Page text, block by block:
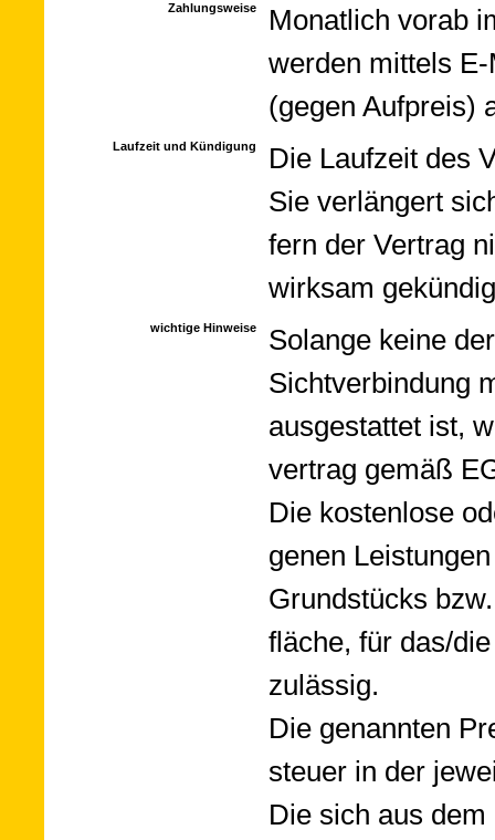
Zahlungsweise
Monat­lich vorab
wer­den mit­tels
(ge­gen Auf­preis)
Laufzeit und Kündigung
Die Lauf­zeit des
Sie ver­län­gert
fern der Ver­trag
wirk­sam
wichtige Hinweise
Solange keine
Sicht­ver­bin­dung
aus­ge­stat­tet ist,
ver­trag ge­mäß
Die kosten­lose
genen
Grund­stücks
fläche, für das/
zu­lässig.
Die ge­nann­ten
steuer in der
Die sich aus